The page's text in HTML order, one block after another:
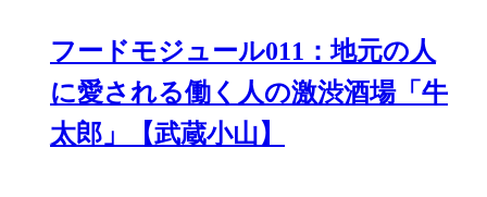
フードモジュール011：地元の人
に愛される働く人の激渋酒場「牛
太郎」【武蔵小山】